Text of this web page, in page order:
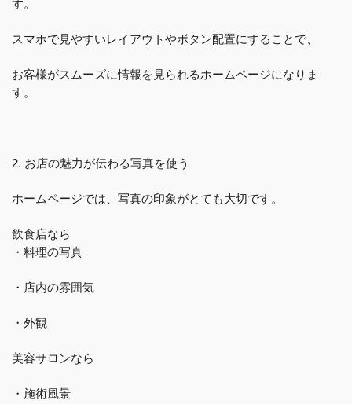
す。
スマホで見やすいレイアウトやボタン配置にすることで、
お客様がスムーズに情報を見られるホームページになりま
す。
2. お店の魅力が伝わる写真を使う
ホームページでは、写真の印象がとても大切です。
飲食店なら
・料理の写真
・店内の雰囲気
・外観
美容サロンなら
・施術風景